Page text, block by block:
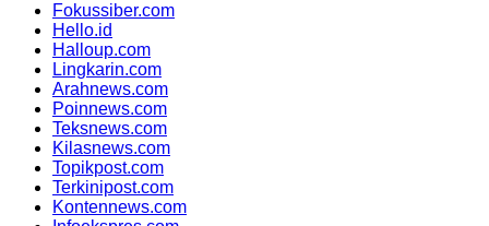
Fokussiber.com
Hello.id
Halloup.com
Lingkarin.com
Arahnews.com
Poinnews.com
Teksnews.com
Kilasnews.com
Topikpost.com
Terkinipost.com
Kontennews.com